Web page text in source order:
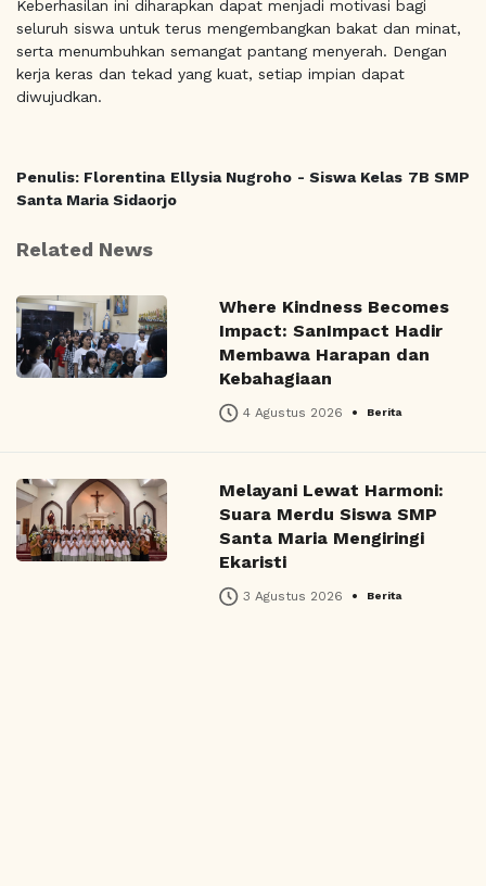
Keberhasilan ini diharapkan dapat menjadi motivasi bagi
seluruh siswa untuk terus mengembangkan bakat dan minat,
serta menumbuhkan semangat pantang menyerah. Dengan
kerja keras dan tekad yang kuat, setiap impian dapat
diwujudkan.
Penulis: Florentina Ellysia Nugroho - Siswa Kelas 7B SMP
Santa Maria Sidaorjo
Related News
Where Kindness Becomes
Impact: SanImpact Hadir
Membawa Harapan dan
Kebahagiaan
4 Agustus 2026 • Berita
Melayani Lewat Harmoni:
Suara Merdu Siswa SMP
Santa Maria Mengiringi
Ekaristi
3 Agustus 2026 • Berita